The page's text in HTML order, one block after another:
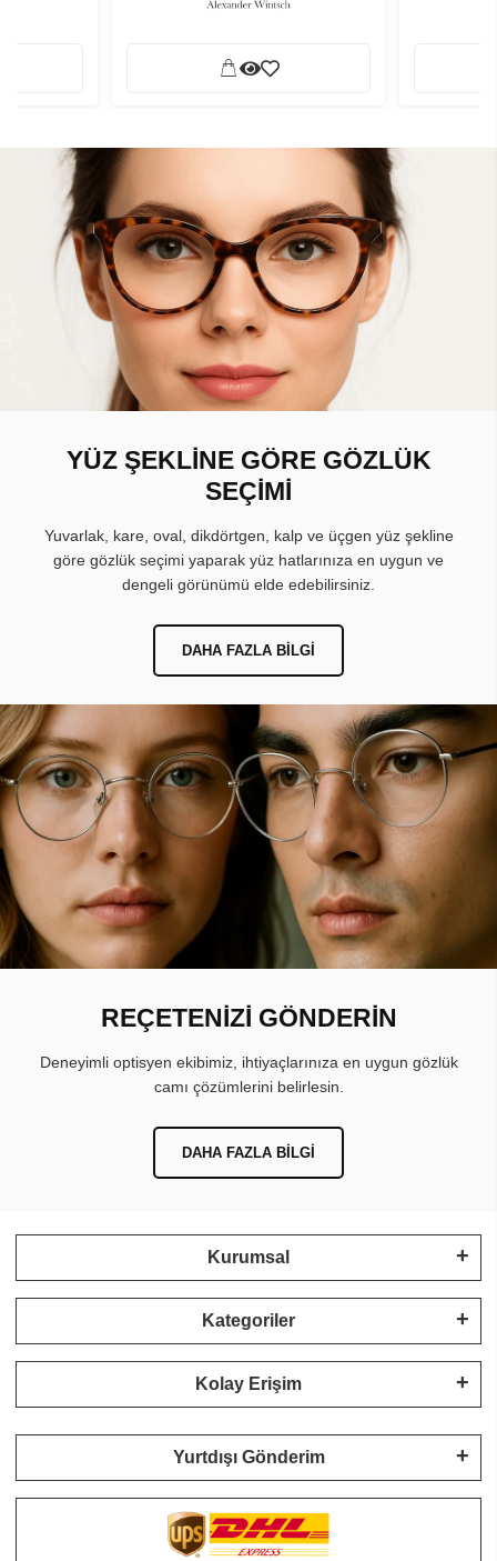
YÜZ ŞEKLİNE GÖRE GÖZLÜK
SEÇİMİ
Yuvarlak, kare, oval, dikdörtgen, kalp ve üçgen yüz şekline
göre gözlük seçimi yaparak yüz hatlarınıza en uygun ve
dengeli görünümü elde edebilirsiniz.
DAHA FAZLA BILGI
REÇETENİZİ GÖNDERİN
Deneyimli optisyen ekibimiz, ihtiyaçlarınıza en uygun gözlük
camı çözümlerini belirlesin.
DAHA FAZLA BILGI
Kurumsal
Kategoriler
Kolay Erişim
Yurtdışı Gönderim